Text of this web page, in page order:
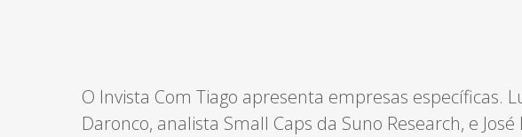
O Invista Com Tiago apresenta empresas específicas.
Daronco, analista Small Caps da Suno Research, e José